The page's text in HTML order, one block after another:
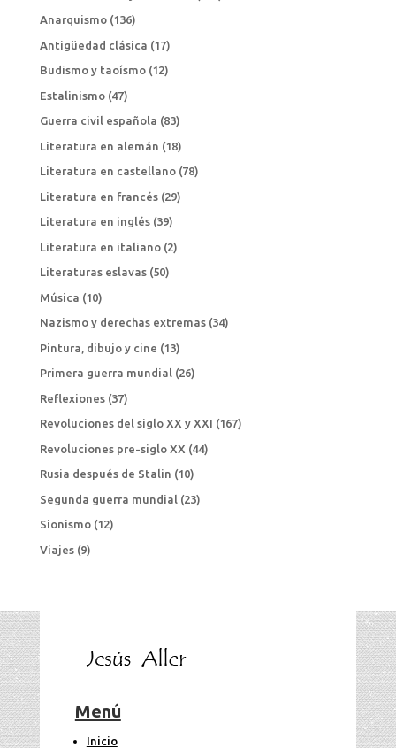
Anarquismo(136)
Antigüedad clásica (17)
Budismo y taoísmo(12)
Estalinismo(47)
Guerra civil española (83)
Literatura en alemán (18)
Literatura en castellano(78)
Literatura en francés(29)
Literatura en inglés(39)
Literatura en italiano(2)
Literaturas eslavas(50)
Música (10)
Nazismo y derechas extremas(34)
Pintura, dibujo y cine (13)
Primera guerra mundial(26)
Reflexiones(37)
Revoluciones del siglo XX y XXI (167)
Revoluciones pre-siglo XX (44)
Rusia después de Stalin (10)
Segunda guerra mundial (23)
Sionismo(12)
Viajes(9)
Menú
Inicio